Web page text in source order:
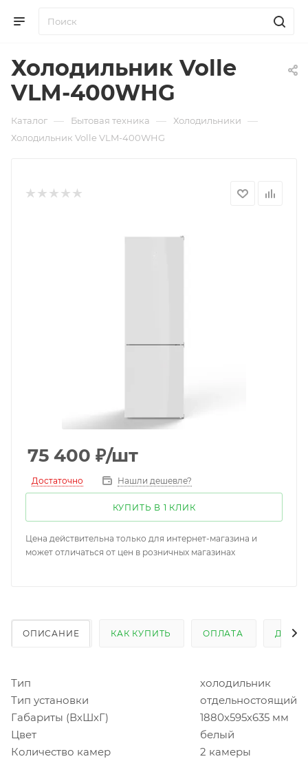
Холодильник Volle
VLM-400WHG
Каталог — Бытовая техника — Холодильники —
Холодильник Volle VLM-400WHG
75 400 ₽/шт
Достаточно Нашли дешевле?
КУПИТЬ В 1 КЛИК
Цена действительна только для интернет-магазина и
может отличаться от цен в розничных магазинах
ОПИСАНИЕ КАК КУПИТЬ ОПЛАТА
Тип
холодильник
Тип установки
отдельностоящий
Габариты (ВхШхГ)
1880х595х635 мм
Цвет
белый
Количество камер
2 камеры